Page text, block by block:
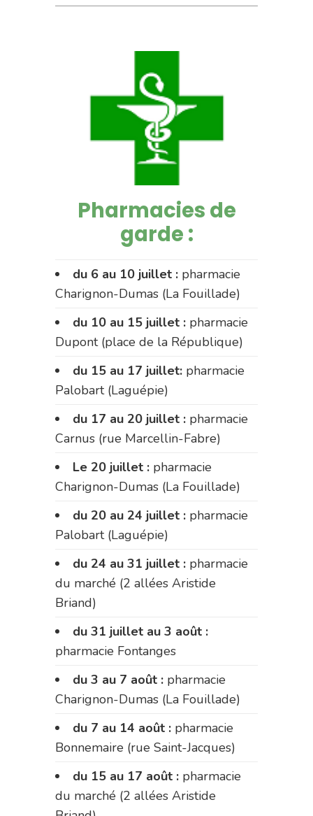
Pharmacies de
garde :
du 6 au 10 juillet : pharmacie
Charignon-Dumas (La Fouillade)
du 10 au 15 juillet : pharmacie
Dupont (place de la République)
du 15 au 17 juillet: pharmacie
Palobart (Laguépie)
du 17 au 20 juillet : pharmacie
Carnus (rue Marcellin-Fabre)
Le 20 juillet : pharmacie
Charignon-Dumas (La Fouillade)
du 20 au 24 juillet : pharmacie
Palobart (Laguépie)
du 24 au 31 juillet : pharmacie
du marché (2 allées Aristide
Briand)
du 31 juillet au 3 août :
pharmacie Fontanges
du 3 au 7 août : pharmacie
Charignon-Dumas (La Fouillade)
du 7 au 14 août : pharmacie
Bonnemaire (rue Saint-Jacques)
du 15 au 17 août : pharmacie
du marché (2 allées Aristide